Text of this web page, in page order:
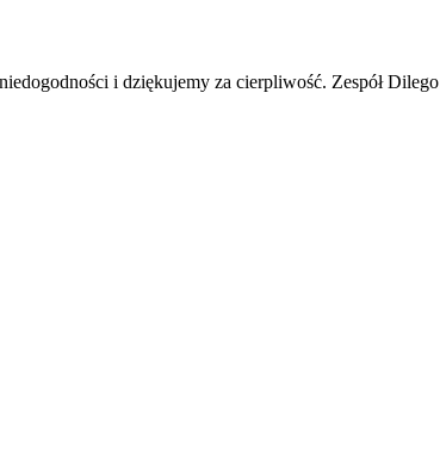
i dziękujemy za cierpliwość. Zespół Dilego